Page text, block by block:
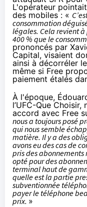
L'opérateur
des mobiles : «
consommation
légales. Cela revient à
400 % que le
prononcés par
Capital, visaient
ainsi à décorréler
même si Free
paiement étalés
À l'époque,
l’UFC-Que
accord avec Free
nous a toujours posé
qui nous semble
matière. Il y a des
avons eu des cas de
pris des abonnements
opté pour des
terminal haut de
quelle est la partie
subventionnée
payer le téléphone
prix. »